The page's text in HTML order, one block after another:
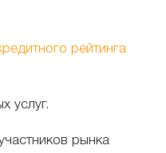
рейтинга
услуг.
рынка